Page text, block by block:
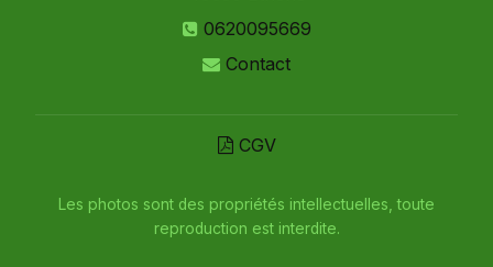
0620095669
Contact
CGV
Les photos sont des propriétés intellectuelles, toute
reproduction est interdite.